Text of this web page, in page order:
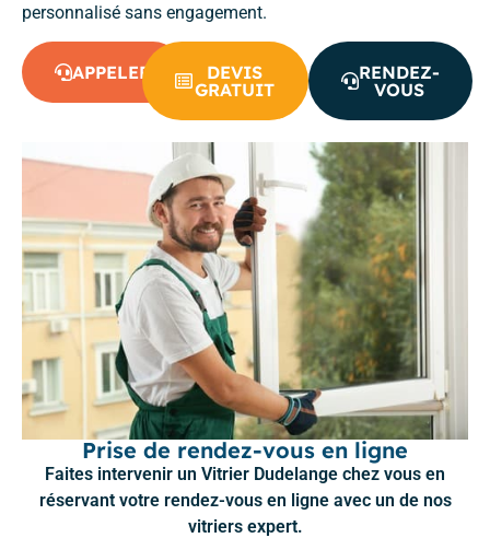
personnalisé sans engagement.
APPELER
DEVIS
GRATUIT
RENDEZ-
VOUS
Prise de rendez-vous en ligne
Faites intervenir un Vitrier Dudelange chez vous en
réservant votre rendez-vous en ligne avec un de nos
vitriers expert.